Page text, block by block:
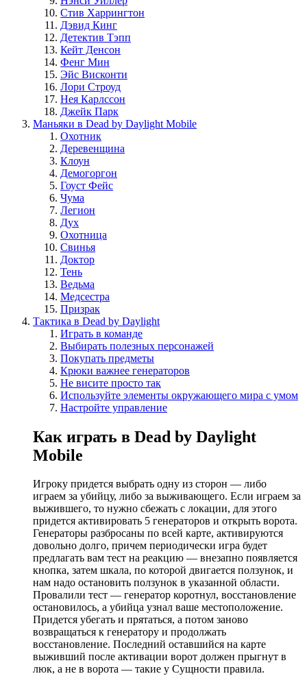
Стив Харрингтон
Дэвид Кинг
Детектив Тэпп
Кейт Денсон
Фенг Мин
Эйс Висконти
Лори Строуд
Нея Карлссон
Джейк Парк
Маньяки в Dead by Daylight Mobile
Охотник
Деревенщина
Клоун
Демогоргон
Гоуст Фейс
Чума
Легион
Дух
Охотница
Свинья
Доктор
Тень
Ведьма
Медсестра
Призрак
Тактика в Dead by Daylight
Играть в команде
Выбирать полезных персонажей
Покупать предметы
Крюки важнее генераторов
Не висите просто так
Используйте элементы окружающего мира с умом
Настройте управление
Как играть в Dead by Daylight
Mobile
Игроку придется выбрать одну из сторон — либо
играем за убийцу, либо за выживающего. Если играем за
выжившего, то нужно сбежать с локации, для этого
придется активировать 5 генераторов и открыть ворота.
Генераторы разбросаны по всей карте, активируются
довольно долго, причем периодически игра будет
предлагать вам тест на реакцию — внезапно появляется
кнопка, затем шкала, по которой двигается ползунок, и
нам надо остановить ползунок в указанной области.
Провалили тест — генератор коротнул, восстановление
остановилось, а убийца узнал ваше местоположение.
Придется убегать и прятаться, а потом заново
возвращаться к генератору и продолжать
восстановление. Последний оставшийся на карте
выживший после активации ворот должен прыгнут в
люк, а не в ворота — такие у Сущности правила.